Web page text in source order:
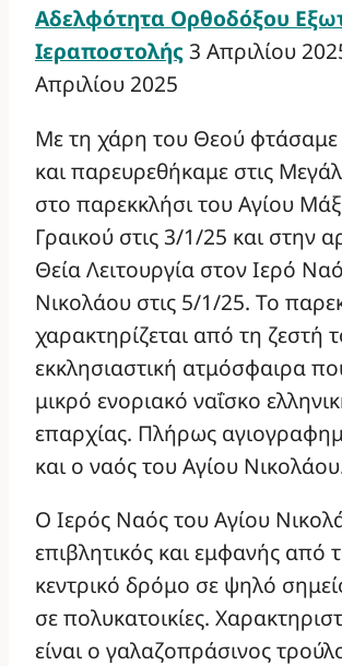
Αδελφότητα Ορθοδόξου
Ιεραποστολής 3 Απριλίου
Απριλίου 2025
Με τη χάρη του Θεού φτάσαμε
και παρευρεθήκαμε στις
στο παρεκκλήσι του Αγίου
Γραικού στις 3/1/25 και στην
Θεία Λειτουργία στον Ιερό
Νικολάου στις 5/1/25. Το
χαρακτηρίζεται από τη ζεστή
εκκλησιαστική ατμόσφαιρα
μικρό ενοριακό ναΐσκο
επαρχίας. Πλήρως
και ο ναός του Αγίου
Ο Ιερός Ναός του Αγίου
επιβλητικός και εμφανής από
κεντρικό δρόμο σε ψηλό
σε πολυκατοικίες.
είναι ο γαλαζοπράσινος